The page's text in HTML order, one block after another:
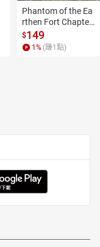
Phantom of the Ea
rthen Fort Chapter
4【有聲書】
$149
1 % (賺1 點)